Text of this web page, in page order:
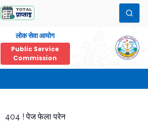
लोक सेवा आयोग
Public Service
Commission
404 ! पेज फेला परेन